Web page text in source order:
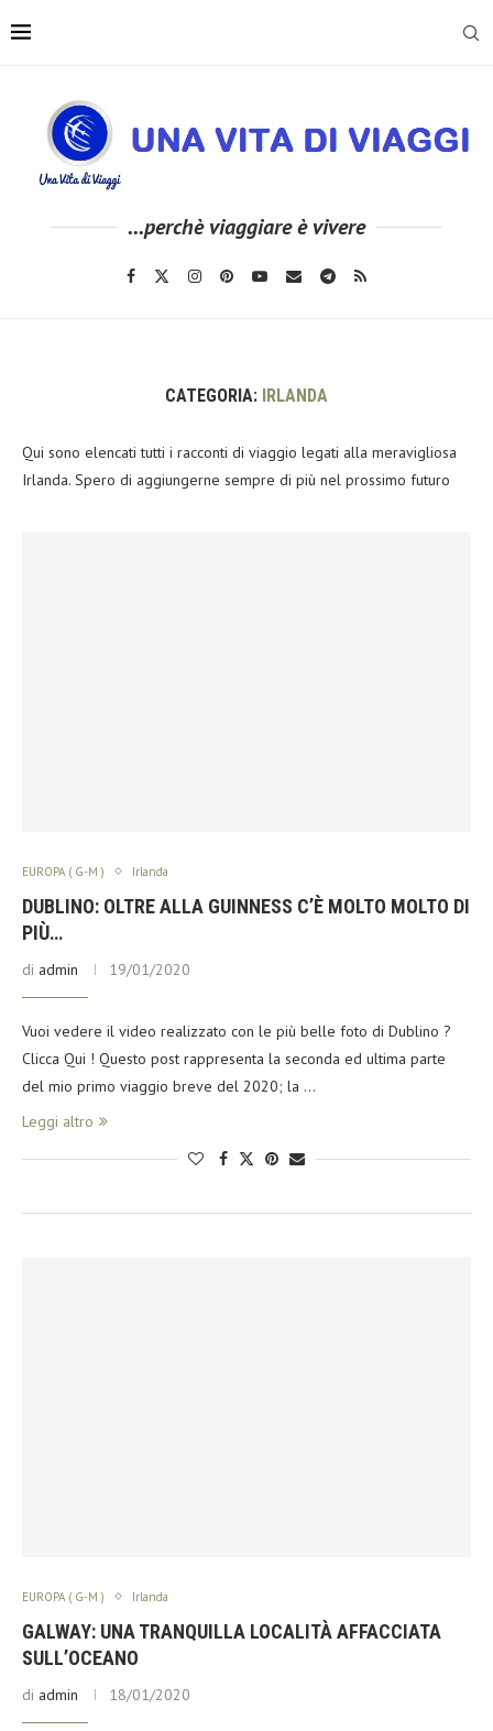
...perchè viaggiare è vivere
CATEGORIA: IRLANDA
Qui sono elencati tutti i racconti di viaggio legati alla meravigliosa
Irlanda. Spero di aggiungerne sempre di più nel prossimo futuro
EUROPA ( G-M ) Irlanda
DUBLINO: OLTRE ALLA GUINNESS C’È MOLTO MOLTO DI
PIÙ…
di admin 19/01/2020
Vuoi vedere il video realizzato con le più belle foto di Dublino ?
Clicca Qui ! Questo post rappresenta la seconda ed ultima parte
del mio primo viaggio breve del 2020; la …
Leggi altro
EUROPA ( G-M ) Irlanda
GALWAY: UNA TRANQUILLA LOCALITÀ AFFACCIATA
SULL’OCEANO
di admin 18/01/2020